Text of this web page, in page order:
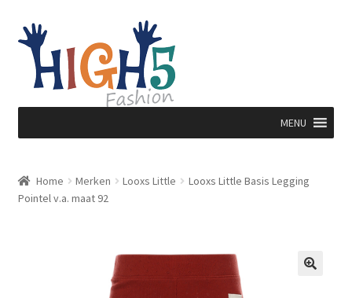
Ga
door
naar
navigatie
Ga
direct
naar
inhoud
MENU
Home Merken Looxs Little
Looxs Little Basis Legging
Pointel v.a. maat 92